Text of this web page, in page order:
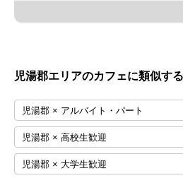
児湯郡エリアのカフェに類似す
児湯郡 × アルバイト・パート
児湯郡 × 高校生歓迎
児湯郡 × 大学生歓迎